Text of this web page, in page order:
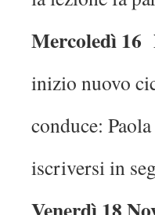
Mercoledì 16
inizio nuovo
conduce:
iscriversi in